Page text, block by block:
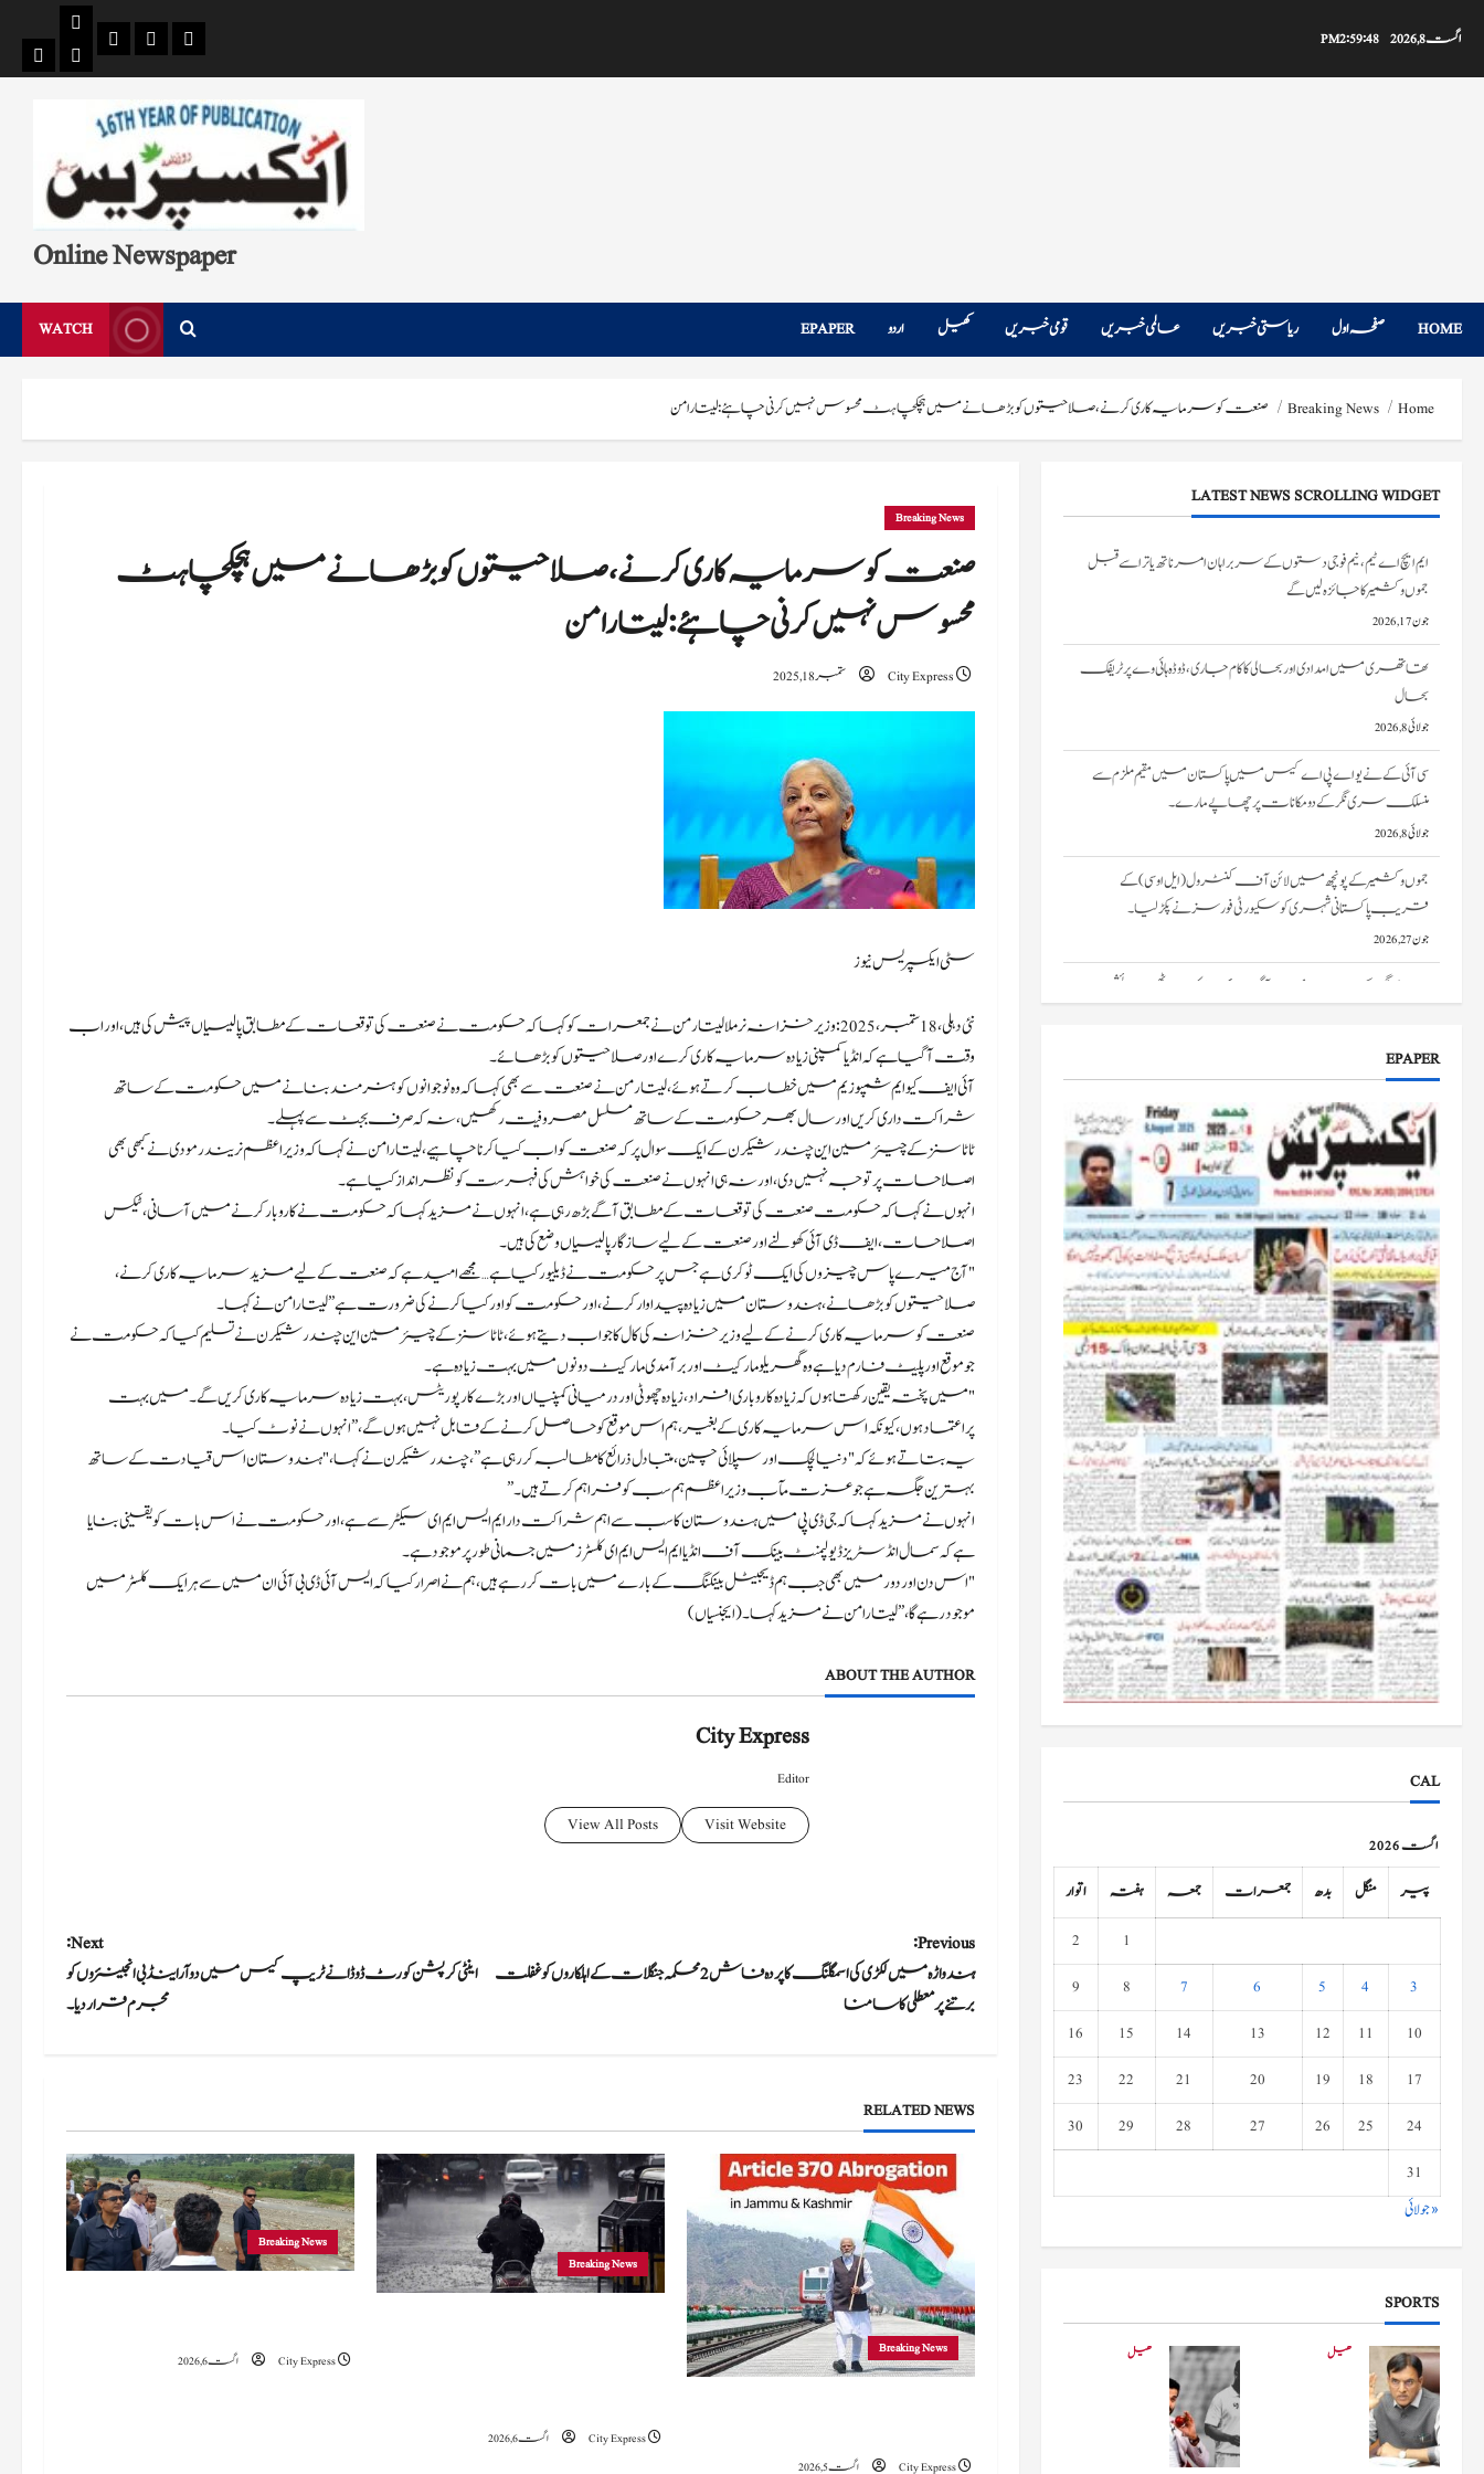
اگست 8, 2026 2:59:49 PM
Home
Breaking
Single
Pages
Search
Page
404
Page
Online Newspaper
HOME صفحہ اول ریاستی خبریں عالمی خبریں قومی خبریں کھیل اردو EPAPER
WATCH
Home
Breaking News صنعت کو سرمایہ کاری کرنے، صلاحیتوں کو بڑھانے میں ہچکچاہٹ محسوس نہیں کرنی چاہئے: سیتارامن
Breaking News
صنعت کو سرمایہ کاری کرنے، صلاحیتوں کو بڑھانے میں ہچکچاہٹ
محسوس نہیں کرنی چاہئے: سیتارامن
City Express ستمبر 18, 2025
سٹی ایکسپریس نیوز
نئی دہلی، 18 ستمبر،2025: وزیر خزانہ نرملا سیتا رمن نے جمعرات کو کہا کہ حکومت نے صنعت کی توقعات کے مطابق پالیسیاں پیش کی ہیں، اور اب
وقت آگیا ہے کہ انڈیا کمپنی زیادہ سرمایہ کاری کرے اور صلاحیتوں کو بڑھائے۔
آئی ایف کیوایم سمپوزیم میں خطاب کرتے ہوئے، سیتا رمن نے صنعت سے بھی کہا کہ وہ نوجوانوں کو ہنر مند بنانے میں حکومت کے ساتھ
شراکت داری کریں اور سال بھر حکومت کے ساتھ مسلسل مصروفیت رکھیں، نہ کہ صرف بجٹ سے پہلے۔
ٹاٹا سنز کے چیئرمین این چندر شیکرن کے ایک سوال پر کہ صنعت کو اب کیا کرنا چاہیے، سیتارامن نے کہا کہ وزیر اعظم نریندر مودی نے کبھی بھی
اصلاحات پر توجہ نہیں دی، اور نہ ہی انہوں نے صنعت کی خواہش کی فہرست کو نظر انداز کیا ہے۔
انہوں نے کہا کہ حکومت صنعت کی توقعات کے مطابق آگے بڑھ رہی ہے، انہوں نے مزید کہا کہ حکومت نے کاروبار کرنے میں آسانی، ٹیکس
اصلاحات، ایف ڈی آئی کھولنے اور صنعت کے لیے سازگار پالیسیاں وضع کی ہیں۔
"آج میرے پاس چیزوں کی ایک ٹوکری ہے جس پر حکومت نے ڈیلیور کیا ہے… مجھے امید ہے کہ صنعت کے لیے مزید سرمایہ کاری کرنے،
صلاحیتوں کو بڑھانے، ہندوستان میں زیادہ پیداوار کرنے، اور حکومت کو اور کیا کرنے کی ضرورت ہے” سیتارامن نے کہا۔
صنعت کو سرمایہ کاری کرنے کے لیے وزیر خزانہ کی کال کا جواب دیتے ہوئے، ٹاٹا سنز کے چیئرمین این چندر شیکرن نے تسلیم کیا کہ حکومت نے
جو موقع اور پلیٹ فارم دیا ہے وہ گھریلو مارکیٹ اور برآمدی مارکیٹ دونوں میں بہت زیادہ ہے۔
"میں پختہ یقین رکھتا ہوں کہ زیادہ کاروباری افراد، زیادہ چھوٹی اور درمیانی کمپنیاں اور بڑے کارپوریٹس، بہت زیادہ سرمایہ کاری کریں گے۔ میں بہت
پراعتماد ہوں، کیونکہ اس سرمایہ کاری کے بغیر، ہم اس موقع کو حاصل کرنے کے قابل نہیں ہوں گے،” انہوں نے نوٹ کیا۔
یہ بتاتے ہوئے کہ "دنیا لچک اور سپلائی چین، متبادل ذرائع کا مطالبہ کر رہی ہے”، چندر شیکرن نے کہا، "ہندوستان اس قیادت کے ساتھ
بہترین جگہ ہے جو عزت مآب وزیر اعظم ہم سب کو فراہم کرتے ہیں۔”
انہوں نے مزید کہا کہ جی ڈی پی میں ہندوستان کا سب سے اہم شراکت دار ایم ایس ایم ای سیکٹر سے ہے، اور حکومت نے اس بات کو یقینی بنایا
ہے کہ سمال انڈسٹریز ڈیولپمنٹ بینک آف انڈیا ایم ایس ایم ای کلسٹرز میں جسمانی طور پر موجود ہے۔
"اس دن اور دور میں بھی جب ہم ڈیجیٹل بینکنگ کے بارے میں بات کر رہے ہیں، ہم نے اصرار کیا کہ ایس آئی ڈی بی آئی ان میں سے ہر ایک کلسٹر میں
موجود رہے گا،” سیتارامن نے مزید کہا۔ (ایجنسیاں)
ABOUT THE AUTHOR
City Express
Editor
Visit Website
View All Posts
P
o
n
i
g
a
i
Previous:
ہندواڑہ میں لکڑی کی اسمگلنگ کا پردہ فاش 2 محکمہ جنگلات کے اہلکاروں کو غفلت
برتنے پر معطلی کا سامنا
Next:
اینٹی کرپشن کورٹ ڈوڈا نے ٹریپ کیس میں دوآراینڈ بی انجینئروں کو
مجرم قرار دیا۔
RELATED NEWS
Breaking News
City Express اگست 6, 2026
Breaking News
City Express اگست 6, 2026
Breaking News
City Express اگست 5, 2026
LATEST NEWS SCROLLING WIDGET
تھاتھری میں امدادی اور بحالی کا کام جاری، ڈوڈہ ہائی وے پر ٹریفک
بحال
جولائی 8, 2026
سی آئی کے نے یو اے پی اے کیس میں پاکستان میں مقیم ملزم سے
منسلک سری نگر کے دومکانات پرچھاپے مارے۔
جولائی 8, 2026
جموں و کشمیر کے پونچھ میں لائن آف کنٹرول (ایل او سی) کے
قریب پاکستانی شہری کو سکیورٹی فورسز نے پکڑ لیا۔
جون 27, 2026
سری نگر کے خانیارمیں آگ بھڑک اٹھی۔ دو رہائشی
مکانات کو نقصان پہنچا
جون 27, 2026
ایم ایچ اے ٹیم، نیم فوجی دستوں کے سربراہان امرناتھ یاترا سے قبل
EPAPER
CAL
اگست 2026
پیر منگل بدھ جمعرات جمعہ ہفتہ
اتوار
1
2
3
4
5
6
7
8
9
10
11
12
13
14
15
16
17
18
19
20
21
22
23
24
25
26
27
28
29
30
31
« جولائی
SPORTS
کھیل کھیل